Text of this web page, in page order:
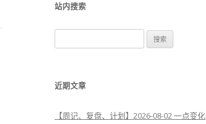
站内搜索
索
近期文章
【周记、复盘、计划】2026-08-02 一点变化